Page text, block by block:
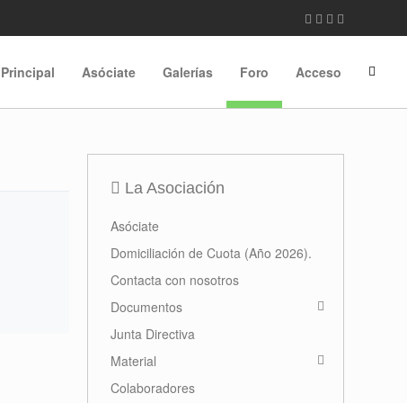
Principal Asóciate Galerías Foro Acceso
La Asociación
Asóciate
Domiciliación de Cuota (Año 2026).
Contacta con nosotros
Documentos
Junta Directiva
Material
Colaboradores